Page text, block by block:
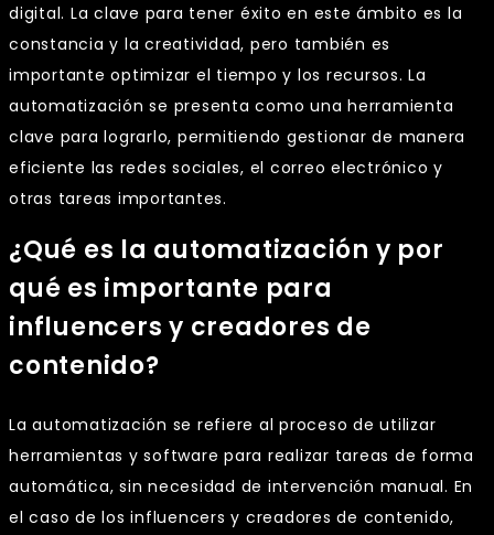
digital. La clave para tener éxito en este ámbito es la
constancia y la creatividad, pero también es
importante optimizar el tiempo y los recursos. La
automatización se presenta como una herramienta
clave para lograrlo, permitiendo gestionar de manera
eficiente las redes sociales, el correo electrónico y
otras tareas importantes.
¿Qué es la automatización y por
qué es importante para
influencers y creadores de
contenido?
La automatización se refiere al proceso de utilizar
herramientas y software para realizar tareas de forma
automática, sin necesidad de intervención manual. En
el caso de los influencers y creadores de contenido,